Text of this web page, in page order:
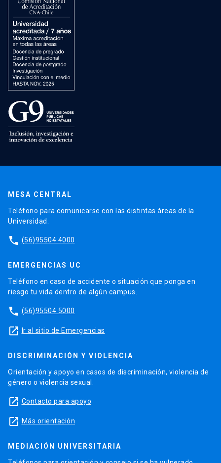
MESA CENTRAL
Teléfono para comunicarse con las distintas áreas de la
Universidad.
phone (56)95504 4000
EMERGENCIAS UC
Teléfono en caso de accidente o situación que ponga en
riesgo tu vida dentro de algún campus.
phone (56)95504 5000
launch Ir al sitio de Emergencias
DISCRIMINACIÓN Y VIOLENCIA
Orientación y apoyo en casos de discriminación, violencia de
género o violencia sexual.
launch Contacto para apoyo
launch Más orientación
MEDIACIÓN UNIVERSITARIA